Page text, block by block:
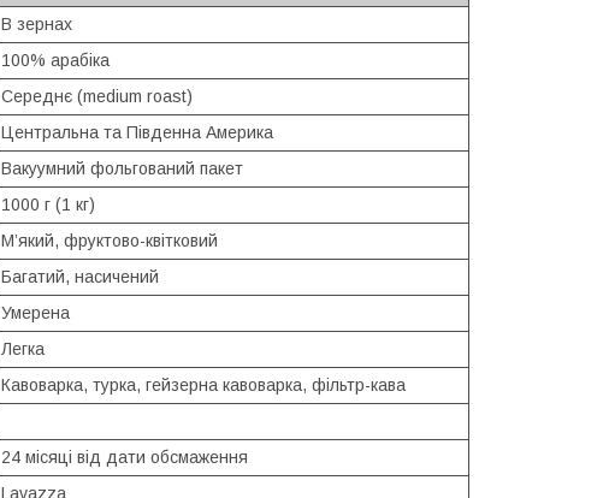
В зернах
100% арабіка
Середнє (medium roast)
Центральна та Південна Америка
Вакуумний фольгований пакет
1000 г (1 кг)
М’який, фруктово-квітковий
Багатий, насичений
Умерена
Легка
Кавоварка, турка, гейзерна кавоварка, фільтр-кава
24 місяці від дати обсмаження
Lavazza